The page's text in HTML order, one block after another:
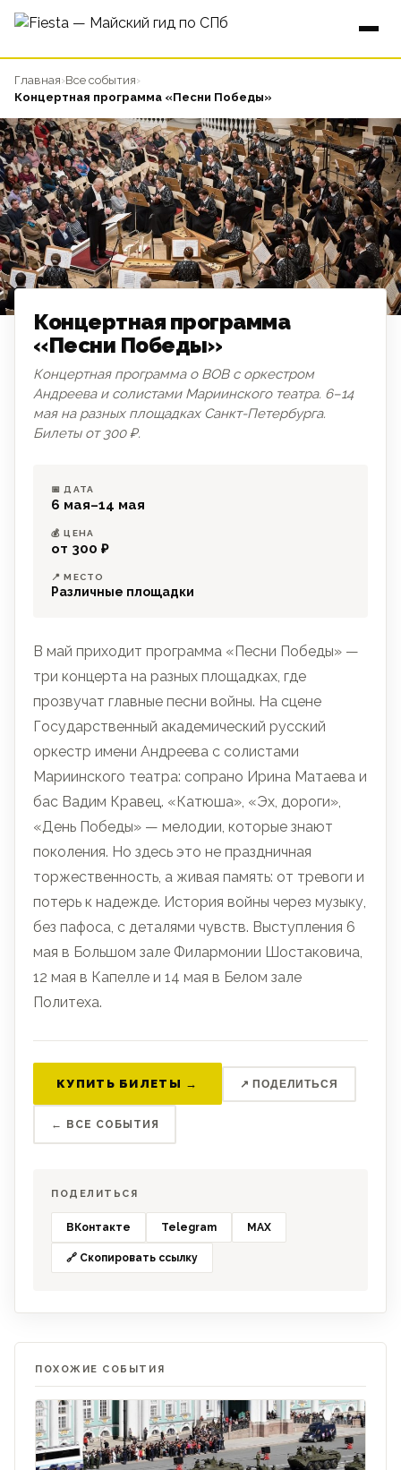
Главная›Все события›
Концертная программа «Песни Победы»
ДЕНЬ ПОБЕДЫ
Концертная программа
«Песни Победы»
Концертная программа о ВОВ с оркестром
Андреева и солистами Мариинского театра. 6–14
мая на разных площадках Санкт-Петербурга.
Билеты от 300 ₽.
📅 ДАТА
6 мая–14 мая
💰 ЦЕНА
от 300 ₽
📍 МЕСТО
Различные площадки
В май приходит программа «Песни Победы» —
три концерта на разных площадках, где
прозвучат главные песни войны. На сцене
Государственный академический русский
оркестр имени Андреева с солистами
Мариинского театра: сопрано Ирина Матаева и
бас Вадим Кравец. «Катюша», «Эх, дороги»,
«День Победы» — мелодии, которые знают
поколения. Но здесь это не праздничная
торжественность, а живая память: от тревоги и
потерь к надежде. История войны через музыку,
без пафоса, с деталями чувств. Выступления 6
мая в Большом зале Филармонии Шостаковича,
12 мая в Капелле и 14 мая в Белом зале
Политеха.
КУПИТЬ БИЛЕТЫ → ↗ ПОДЕЛИТЬСЯ
← ВСЕ СОБЫТИЯ
ПОДЕЛИТЬСЯ
ВКонтакте Telegram MAX
🔗 Скопировать ссылку
ПОХОЖИЕ СОБЫТИЯ